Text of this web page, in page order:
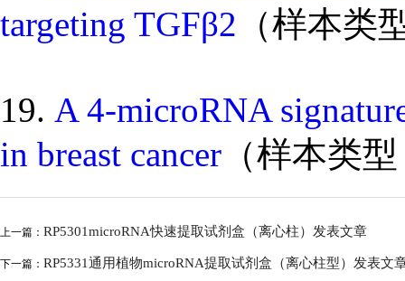
targeting TGFβ2 （样本类
19. A 4-microRNA
in breast cancer （样本类
上一篇： RP5301microRNA快速提取试剂盒（离心柱）发表文章
下一篇： RP5331通用植物microRNA提取试剂盒（离心柱型）发表文